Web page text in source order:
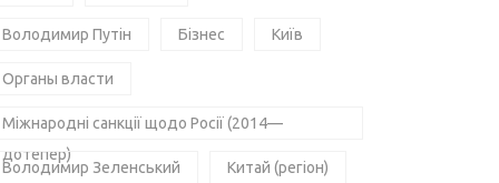
Володимир Путін Бізнес Київ
Органы власти
Міжнародні санкції щодо Росії (2014—
дотепер)
Володимир Зеленський Китай (регіон)